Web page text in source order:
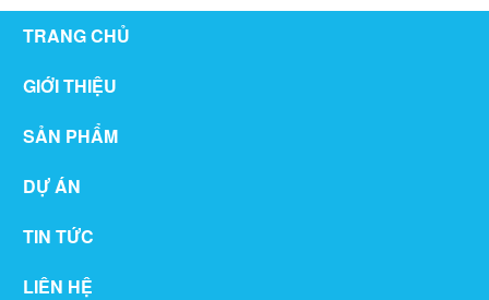
TRANG CHỦ
GIỚI THIỆU
SẢN PHẨM
DỰ ÁN
TIN TỨC
LIÊN HỆ